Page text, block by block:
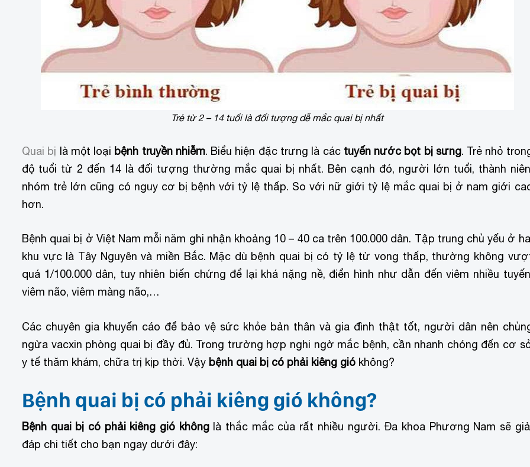
Trẻ từ 2 – 14 tuổi là đối tượng dễ mắc quai bị nhất
Quai bị là một loại bệnh truyền nhiễm. Biểu hiện đặc trưng là các tuyến nước bọt bị sưng. Trẻ nhỏ
độ tuổi từ 2 đến 14 là đối tượng thường mắc quai bị nhất. Bên cạnh đó, người lớn tuổi, thành
nhóm trẻ lớn cũng có nguy cơ bị bệnh với tỷ lệ thấp. So với nữ giới tỷ lệ mắc quai bị ở nam giới
hơn.
Bệnh quai bị ở Việt Nam mỗi năm ghi nhận khoảng 10 – 40 ca trên 100.000 dân. Tập trung chủ yếu ở
khu vực là Tây Nguyên và miền Bắc. Mặc dù bệnh quai bị có tỷ lệ tử vong thấp, thường không
quá 1/100.000 dân, tuy nhiên biến chứng để lại khá nặng nề, điển hình như dẫn đến viêm nhiều
viêm não, viêm màng não,…
Các chuyên gia khuyến cáo để bảo vệ sức khỏe bản thân và gia đình thật tốt, người dân nên
ngừa vacxin phòng quai bị đầy đủ. Trong trường hợp nghi ngờ mắc bệnh, cần nhanh chóng đến cơ
y tế thăm khám, chữa trị kịp thời. Vậy bệnh quai bị có phải kiêng gió không?
Bệnh quai bị có phải kiêng gió không?
Bệnh quai bị có phải kiêng gió khônglà thắc mắc của rất nhiều người. Đa khoa Phương Nam sẽ
đáp chi tiết cho bạn ngay dưới đây: